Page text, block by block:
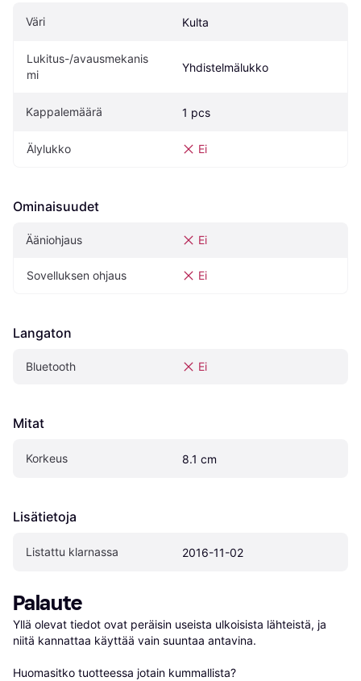
Väri Kulta
Lukitus-/avausmekanis
mi
Yhdistelmälukko
Kappalemäärä 1 pcs
Älylukko Ei
Ominaisuudet
Ääniohjaus Ei
Sovelluksen ohjaus Ei
Langaton
Bluetooth Ei
Mitat
Korkeus 8.1 cm
Lisätietoja
Listattu klarnassa 2016-11-02
Palaute
Yllä olevat tiedot ovat peräisin useista ulkoisista lähteistä, ja
niitä kannattaa käyttää vain suuntaa antavina.
Huomasitko tuotteessa jotain kummallista?